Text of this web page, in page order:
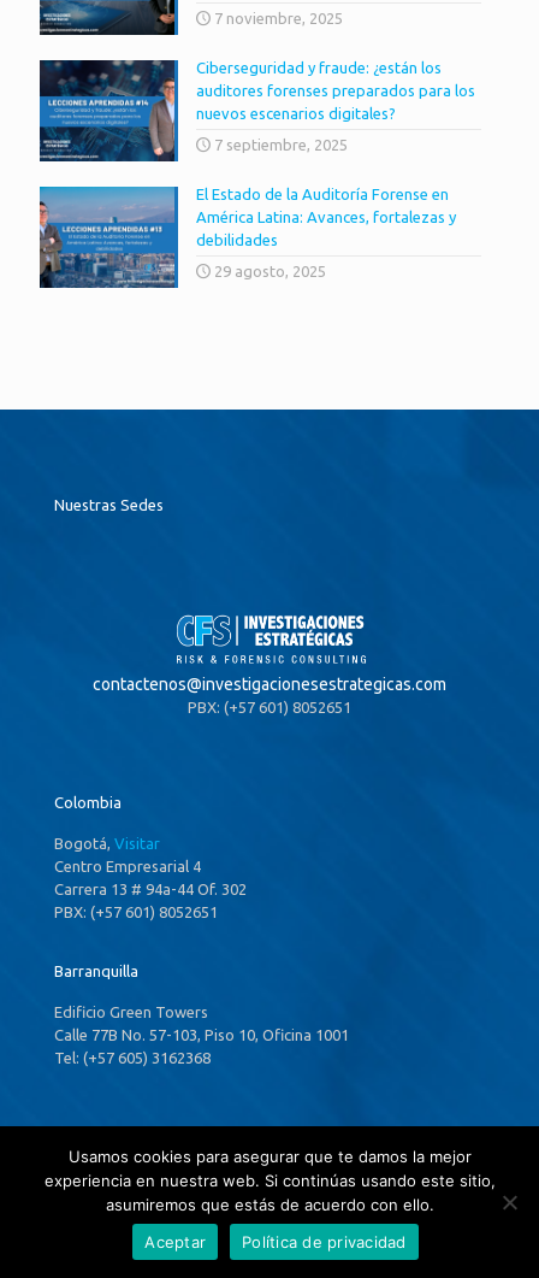
7 noviembre, 2025
Ciberseguridad y fraude: ¿están los
auditores forenses preparados para los
nuevos escenarios digitales?
7 septiembre, 2025
El Estado de la Auditoría Forense en
América Latina: Avances, fortalezas y
debilidades
29 agosto, 2025
Nuestras Sedes
contactenos@investigacionesestrategicas.com
PBX: (+57 601) 8052651
Colombia
Bogotá, Visitar
Centro Empresarial 4
Carrera 13 # 94a-44 Of. 302
PBX: (+57 601) 8052651
Barranquilla
Edificio Green Towers
Calle 77B No. 57-103, Piso 10, Oficina 1001
Tel: (+57 605) 3162368
Panamá
Ciudad de Panamá, Visitar
P.H. Costa Del Este Country Club,
34th & 35th ,Floors Financial Park Tower
Usamos cookies para asegurar que te damos la mejor
experiencia en nuestra web. Si continúas usando este sitio,
asumiremos que estás de acuerdo con ello.
Aceptar
Política de privacidad